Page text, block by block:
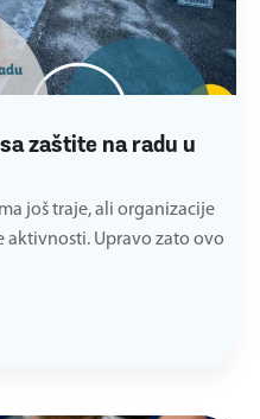
zaštite na radu u
još traje, ali organizacije
aktivnosti. Upravo zato ovo